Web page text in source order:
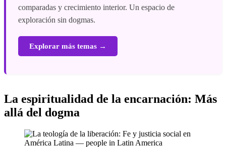
comparadas y crecimiento interior. Un espacio de
exploración sin dogmas.
Explorar más temas →
La espiritualidad de la encarnación: Más
allá del dogma